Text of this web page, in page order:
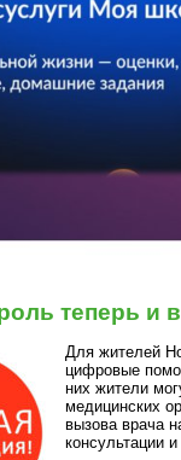
теперь и
Для жителей
цифровые
них жители
медицинских
вызова врача
консультации